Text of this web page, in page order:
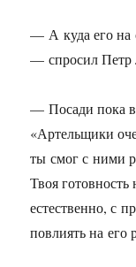
— А куда его на
— спросил Петр
— Посади пока в
«Артельщики
ты смог с ними
Твоя
естественно, с
повлиять на его